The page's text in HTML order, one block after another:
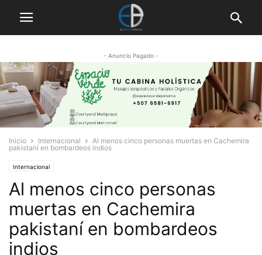
- Anuncio Pagado -
Inicio Internacional
Al menos cinco personas muertas en Cachemira
pakistaní en bombardeos indios
Internacional
Al menos cinco personas
muertas en Cachemira
pakistaní en bombardeos
indios